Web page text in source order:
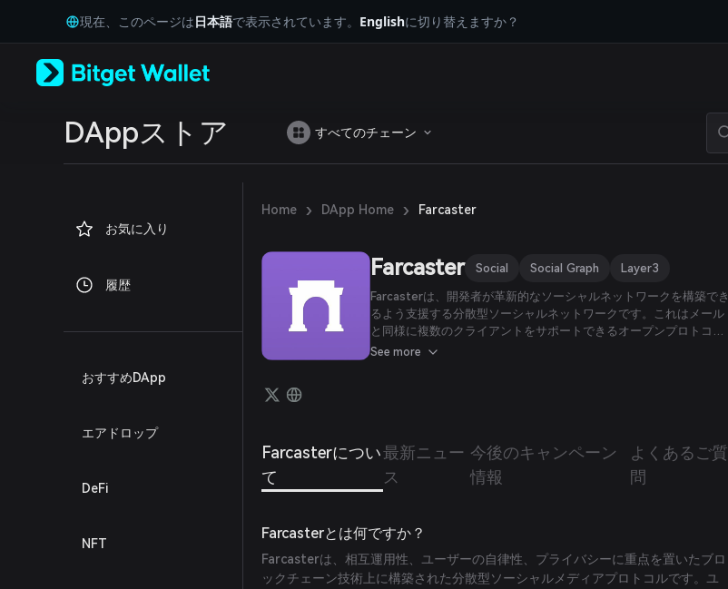
Tiếng Việt
Русский
Español (Latinoamérica)
Português (Portugal)
Bahasa Indonesia
Español (Argentina)
現在、このページは日本語で表示されています。 Englishに切り替えますか？
DAppストア すべてのチェーン
お気に入り
履歴
おすすめDApp
エアドロップ
DeFi
NFT
Home › DApp Home › Farcaster
Farcaster Social Social Graph Layer3
Farcasterは、開発者が革新的なソーシャルネットワークを構築でき
るよう支援する分散型ソーシャルネットワークです。これはメール
と同様に複数のクライアントをサポートできるオープンプロトコル
です。ユーザーは常にアプリケーション間でソーシャルアイデンテ
See more
Farcasterについ
て
最新ニュー
ス
今後のキャンペーン
情報
よくあるご質
問
Farcasterとは何ですか？
Farcasterは、相互運用性、ユーザーの自律性、プライバシーに重点を置いたブロ
ックチェーン技術上に構築された分散型ソーシャルメディアプロトコルです。ユ